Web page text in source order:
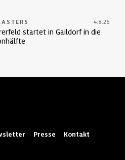
4.8.26
startet in Gaildorf in die
Presse Kontakt